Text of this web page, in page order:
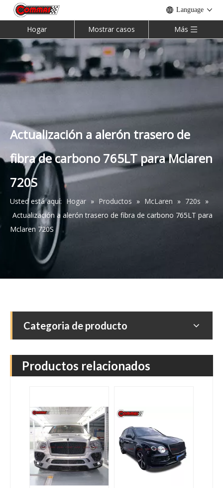
Language
Hogar Mostrar casos Más
Actualización a alerón trasero de
fibra de carbono 765LT para Mclaren
720S
Usted está aquí: Hogar » Productos » McLaren » 720s »
Actualización a alerón trasero de fibra de carbono 765LT para
Mclaren 720S
Categoria de producto
Productos relacionados
Actualice los kits de cuerpo de fibra de carbono Facelift Phantom 8 Generation para Rolls Royce Phantom Ⅵ-Ⅶ 2020
Kit de carrocería Mansory de fibra de medio carbono para Bentley Bentayga